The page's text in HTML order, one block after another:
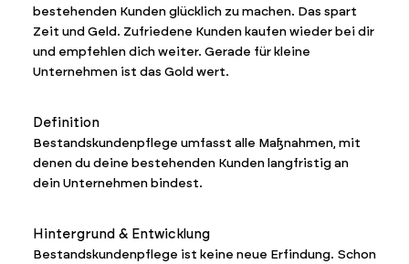
bestehenden Kunden glücklich zu machen. Das spart
Zeit und Geld. Zufriedene Kunden kaufen wieder bei dir
und empfehlen dich weiter. Gerade für kleine
Unternehmen ist das Gold wert.
Definition
Bestandskundenpflege umfasst alle Maßnahmen, mit
denen du deine bestehenden Kunden langfristig an
dein Unternehmen bindest.
Hintergrund & Entwicklung
Bestandskundenpflege ist keine neue Erfindung. Schon